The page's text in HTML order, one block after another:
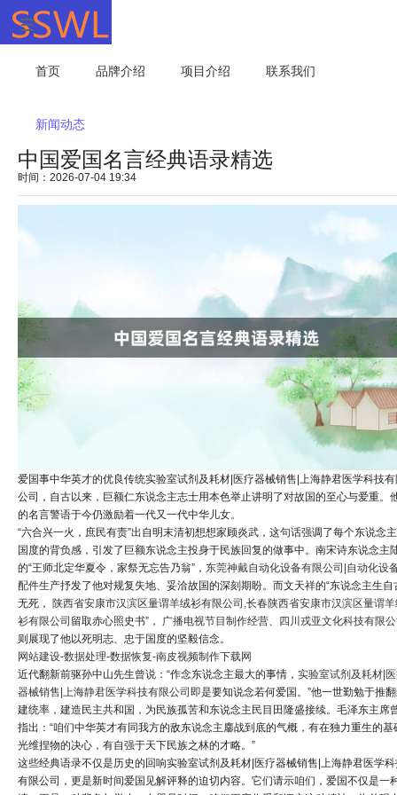
首页 品牌介绍 项目介绍 联系我们
新闻动态
中国爱国名言经典语录精选
时间：2026-07-04 19:34
爱国事中华英才的优良传统实验室试剂及耗材|医疗器械销售|上海静君医学科技
公司，自古以来，巨额仁东说念主志士用本色举止讲明了对故国的至心与爱重。
的名言警语于今仍激励着一代又一代中华儿女。
“六合兴一火，庶民有责”出自明末清初想想家顾炎武，这句话强调了每个东说念
国度的背负感，引发了巨额东说念主投身于民族回复的做事中。南宋诗东说念主
的“王师北定华夏令，家祭无忘告乃翁”， 东莞神戴自动化设备有限公司|自动化设
配件生产抒发了他对规复失地、妥洽故国的深刻期盼。而文天祥的“东说念主生自
无死， 陕西省安康市汉滨区量谓羊绒衫有限公司,长春陕西省安康市汉滨区量谓
衫有限公司 留取赤心照史书”， 广播电视节目制作经营、四川戎亚文化科技有限
则展现了他以死明志、忠于国度的坚毅信念。
网站建设-数据处理-数据恢复-南皮视频制作下载网
近代翻新前驱孙中山先生曾说：“作念东说念主最大的事情， 实验室试剂及耗材|
器械销售|上海静君医学科技有限公司即是要知说念若何爱国。”他一世勤勉于推
建统率，建造民主共和国，为民族孤苦和东说念主民目田隆盛接续。毛泽东主席
指出：“咱们中华英才有同我方的敌东说念主鏖战到底的气概，有在独力重生的基
光维捏物的决心，有自强于天下民族之林的才略。”
这些经典语录不仅是历史的回响实验室试剂及耗材|医疗器械销售|上海静君医学
有限公司，更是新时间爱国见解评释的迫切内容。它们请示咱们，爱国不仅是一